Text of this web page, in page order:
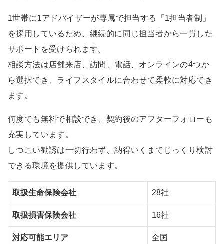
1世帯に1アドバイザーが専属で担当する「1担当者制」
を採用しているため、継続的に同じ担当者から一貫した
サポートを受けられます。
相談方法は店舗来店、訪問、電話、オンラインの4つか
ら選択でき、ライフスタイルに合わせて柔軟に対応でき
ます。
何度でも無料で相談でき、契約後のアフターフォローも
充実しています。
しつこい勧誘は一切行わず、納得いくまでじっくり検討
できる環境を提供しています。
取扱生命保険会社 28社
取扱損害保険会社 16社
対応可能エリア 全国